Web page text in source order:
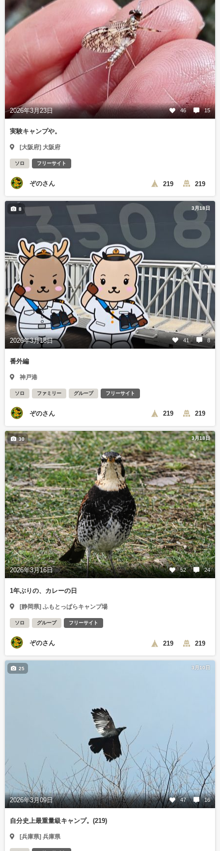
2026年3月23日 46 15
実験キャンプや。
[大阪府] 大阪府
ソロ フリーサイト
ぞのさん 219 219
3月18日
2026年3月18日 41 8
8
番外編
神戸港
ソロ ファミリー グループ フリーサイト
ぞのさん 219 219
3月18日
2026年3月16日 52 24
30
1年ぶりの、カレーの日
[静岡県] ふもとっぱらキャンプ場
ソロ グループ フリーサイト
ぞのさん 219 219
3月10日
2026年3月09日 47 16
25
自分史上最重量級キャンプ。(219)
[兵庫県] 兵庫県